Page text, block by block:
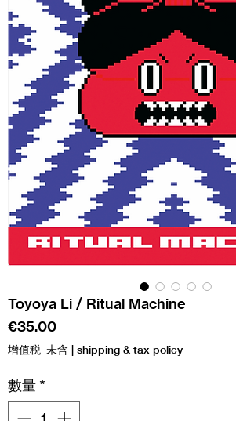
Toyoya Li / Ritual Machine
€35.00價
格
增值税 未含 | shipping & tax policy
數量 *